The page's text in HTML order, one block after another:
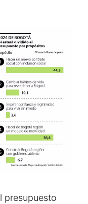
presupuesto